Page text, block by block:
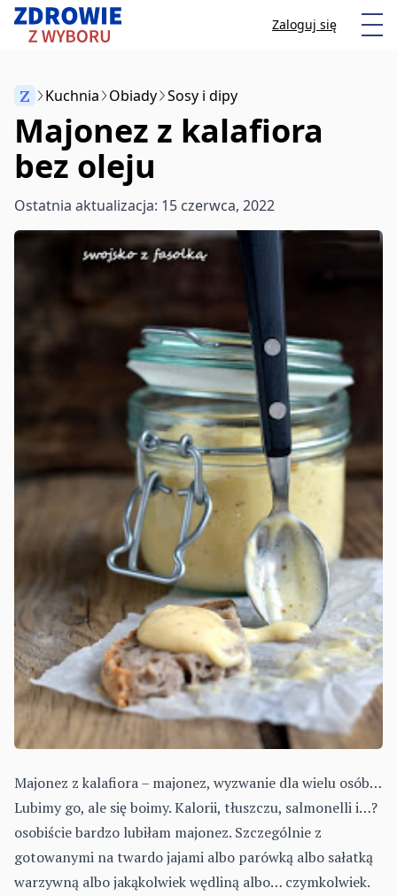
Przeskocz do treści Zaloguj się
Anuluj
Z Kuchnia Obiady Sosy i dipy
Majonez z kalafiora
bez oleju
Ostatnia aktualizacja: 15 czerwca, 2022
Majonez z kalafiora – majonez, wyzwanie dla wielu osób…
Lubimy go, ale się boimy. Kalorii, tłuszczu, salmonelli i…?
osobiście bardzo lubiłam majonez. Szczególnie z
gotowanymi na twardo jajami albo parówką albo sałatką
warzywną albo jakąkolwiek wędliną albo… czymkolwiek.